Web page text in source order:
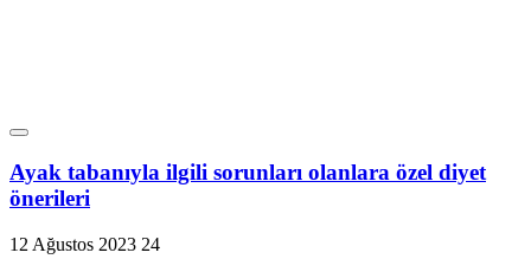
Ayak tabanıyla ilgili sorunları olanlara özel diyet
önerileri
12 Ağustos 2023 24